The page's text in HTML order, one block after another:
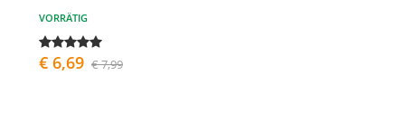
VORRÄTIG
€ 6,69 € 7,99